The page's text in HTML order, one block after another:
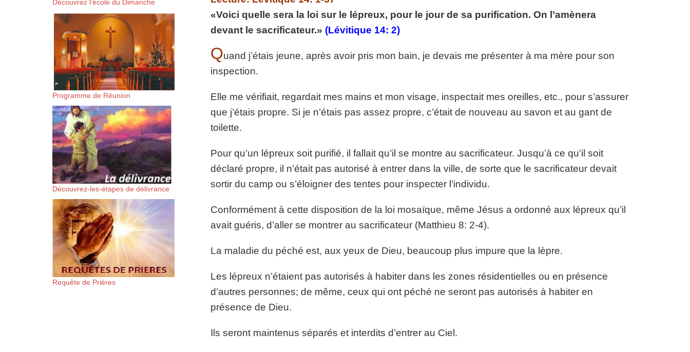
volume.
suis-sans-rien-a-moi.mp3 http://www.lafoiapostolique.org/wp-
content/uploads/2018/06/Es-tu-lasse-rempli-de-tritesse.mp3
Découvrez l’école du Dimanche
Programme de Réunion
Découvrez-les-étapes de délivrance
Requête de Prières
«Voici quelle sera la loi sur le lépreux, pour le jour de sa purification. On l’amènera
devant le sacrificateur.» (Lévitique 14: 2)
Quand j’étais jeune, après avoir pris mon bain, je devais me présenter à ma mère pour son
inspection.
Elle me vérifiait, regardait mes mains et mon visage, inspectait mes oreilles, etc., pour s’assurer
que j’étais propre. Si je n’étais pas assez propre, c’était de nouveau au savon et au gant de
toilette.
Pour qu’un lépreux soit purifié, il fallait qu’il se montre au sacrificateur. Jusqu’à ce qu’il soit
déclaré propre, il n’était pas autorisé à entrer dans la ville, de sorte que le sacrificateur devait
sortir du camp ou s’éloigner des tentes pour inspecter l’individu.
Conformément à cette disposition de la loi mosaïque, même Jésus a ordonné aux lépreux qu’il
avait guéris, d’aller se montrer au sacrificateur (Matthieu 8: 2-4).
La maladie du péché est, aux yeux de Dieu, beaucoup plus impure que la lèpre.
Les lépreux n’étaient pas autorisés à habiter dans les zones résidentielles ou en présence
d’autres personnes; de même, ceux qui ont péché ne seront pas autorisés à habiter en
présence de Dieu.
Ils seront maintenus séparés et interdits d’entrer au Ciel.